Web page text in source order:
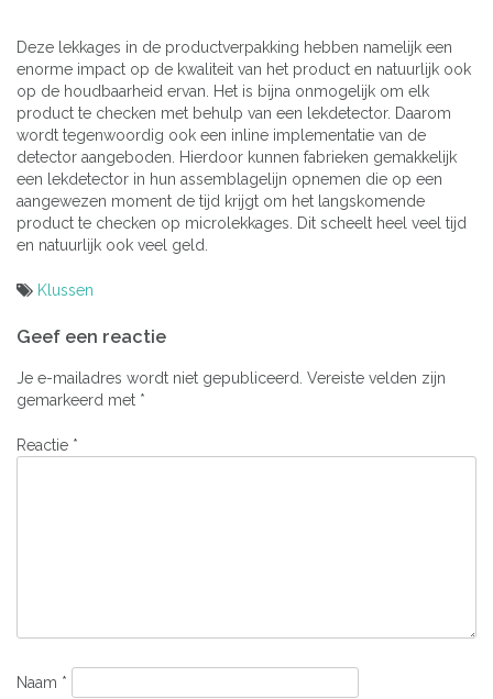
Deze lekkages in de productverpakking hebben namelijk een
enorme impact op de kwaliteit van het product en natuurlijk ook
op de houdbaarheid ervan. Het is bijna onmogelijk om elk
product te checken met behulp van een lekdetector. Daarom
wordt tegenwoordig ook een inline implementatie van de
detector aangeboden. Hierdoor kunnen fabrieken gemakkelijk
een lekdetector in hun assemblagelijn opnemen die op een
aangewezen moment de tijd krijgt om het langskomende
product te checken op microlekkages. Dit scheelt heel veel tijd
en natuurlijk ook veel geld.
Klussen
navigatie
Geef een reactie
Je e-mailadres wordt niet gepubliceerd. Vereiste velden zijn
gemarkeerd met *
Reactie *
Naam *